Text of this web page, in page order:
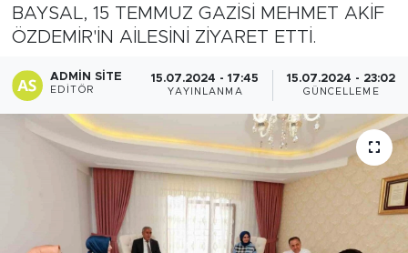
BAYSAL, 15 TEMMUZ GAZİSİ MEHMET AKİF
ÖZDEMİR'İN AİLESİNİ ZİYARET ETTİ.
ADMIN SITE
EDITÖR
15.07.2024 - 17:45
YAYINLANMA
15.07.2024 - 23:02
GÜNCELLEME
MD Prestij Dergisi
Siyaset
Spor
Yaşam
Sağlık
Haber Arşivi